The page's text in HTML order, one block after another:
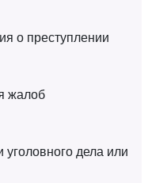
о преступлении
жалоб
дела или